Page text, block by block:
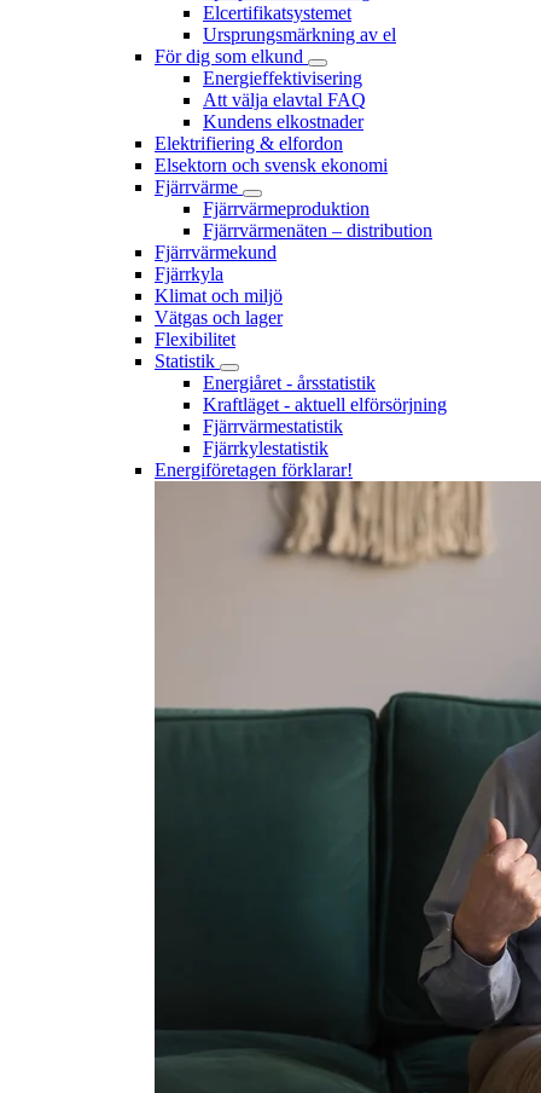
Elcertifikatsystemet
Ursprungsmärkning av el
För dig som elkund
Energieffektivisering
Att välja elavtal FAQ
Kundens elkostnader
Elektrifiering & elfordon
Elsektorn och svensk ekonomi
Fjärrvärme
Fjärrvärmeproduktion
Fjärrvärmenäten – distribution
Fjärrvärmekund
Fjärrkyla
Klimat och miljö
Vätgas och lager
Flexibilitet
Statistik
Energiåret - årsstatistik
Kraftläget - aktuell elförsörjning
Fjärrvärmestatistik
Fjärrkylestatistik
Energiföretagen förklarar!